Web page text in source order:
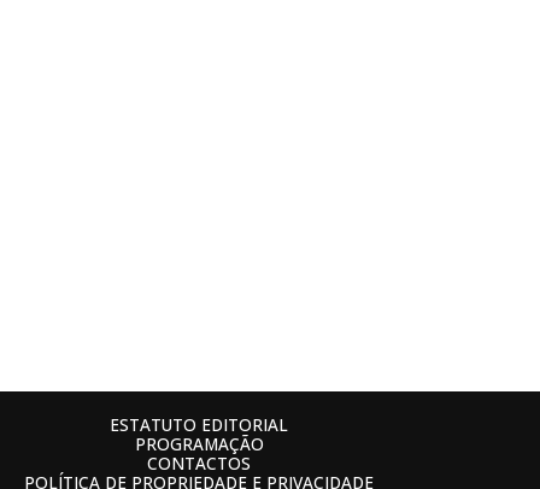
ESTATUTO EDITORIAL
PROGRAMAÇÃO
CONTACTOS
POLÍTICA DE PROPRIEDADE E PRIVACIDADE